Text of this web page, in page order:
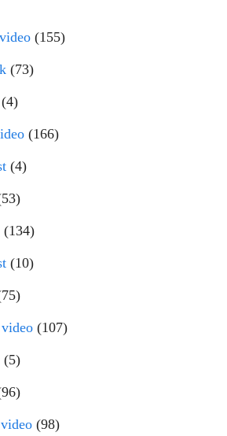
(155)
(73)
(4)
(166)
(4)
(134)
(10)
(107)
(5)
(98)